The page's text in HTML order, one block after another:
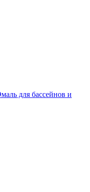
для бассейнов и